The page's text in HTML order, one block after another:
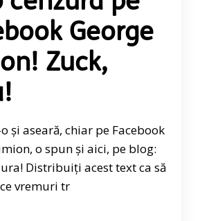
George
Zuck,
și aseară, chiar pe Facebook
o spun și aici, pe blog:
Distribuiți acest text ca să
vremuri tr